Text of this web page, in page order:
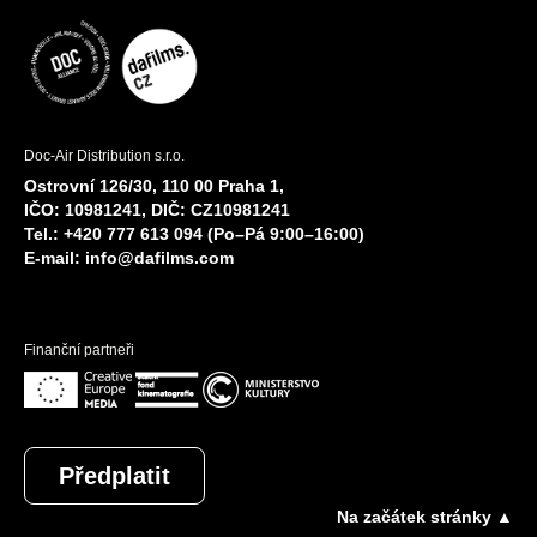
Doc-Air Distribution s.r.o.
Ostrovní 126/30, 110 00 Praha 1,
IČO: 10981241, DIČ: CZ10981241
Tel.: +420 777 613 094 (Po–Pá 9:00–16:00)
E-mail: info@dafilms.com
Finanční partneři
Předplatit
Na začátek stránky ▲